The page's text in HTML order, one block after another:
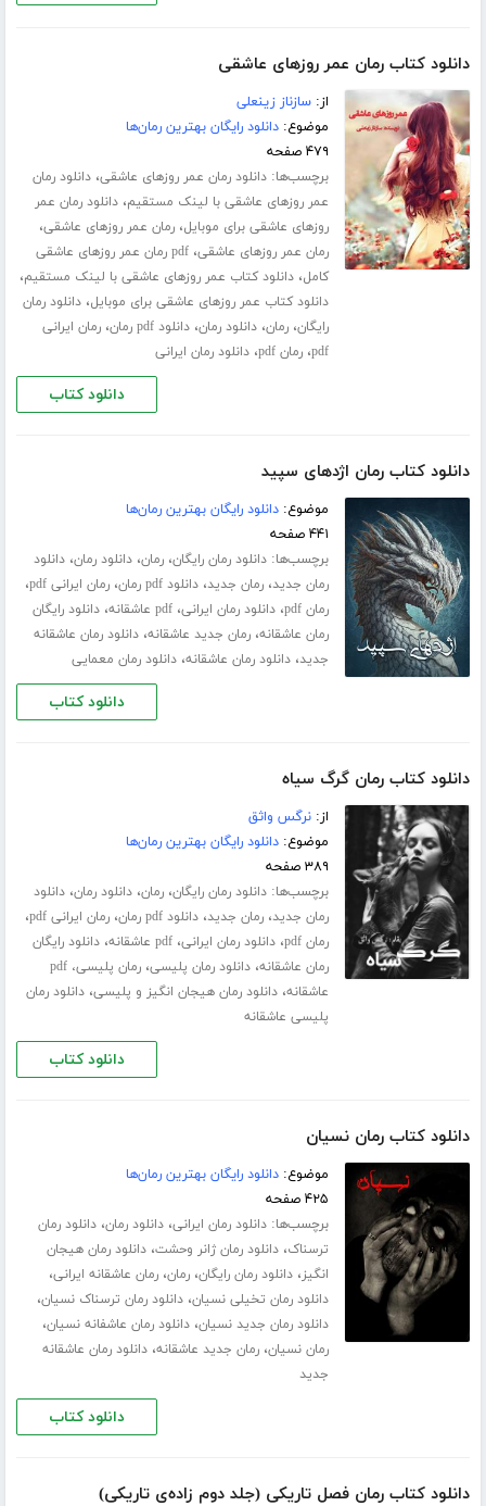
دانلود کتاب رمان عمر روزهای عاشقی
از:سازناز زینعلی
موضوع:دانلود رایگان بهترین رمان‌ها
۴۷۹ صفحه
برچسب‌ها:دانلود رمان عمر روزهای عاشقی،دانلود رمان
عمر روزهای عاشقی با لینک مستقیم،دانلود رمان عمر
روزهای عاشقی برای موبایل،رمان عمر روزهای عاشقی،
رمان عمر روزهای عاشقی،
pdf رمان عمر روزهای عاشقی
کامل،دانلود کتاب عمر روزهای عاشقی با لینک مستقیم،
دانلود کتاب عمر روزهای عاشقی برای موبایل،دانلود رمان
رایگان،رمان،دانلود رمان،دانلود pdf رمان ،رمان ایرانی
pdf،رمان pdf ،دانلود رمان ایرانی
دانلود کتاب
دانلود کتاب رمان اژدهای سپید
موضوع:دانلود رایگان بهترین رمان‌ها
۴۴۱ صفحه
برچسب‌ها:دانلود رمان رایگان،رمان،دانلود رمان،دانلود
رمان جدید،رمان جدید،دانلود pdf رمان ،رمان ایرانی pdf ،
رمان pdf ،دانلود رمان ایرانی،pdf عاشقانه ،دانلود رایگان
رمان عاشقانه،رمان جدید عاشقانه،دانلود رمان عاشقانه
جدید،دانلود رمان عاشقانه،دانلود رمان معمایی
دانلود کتاب
دانلود کتاب رمان گرگ سیاه
از:نرگس واثق
موضوع:دانلود رایگان بهترین رمان‌ها
۳۸۹ صفحه
برچسب‌ها:دانلود رمان رایگان،رمان،دانلود رمان،دانلود
رمان جدید،رمان جدید،دانلود pdf رمان ،رمان ایرانی pdf ،
رمان pdf ،دانلود رمان ایرانی،pdf عاشقانه ،دانلود رایگان
رمان عاشقانه،دانلود رمان پلیسی،
رمان پلیسی، pdf
عاشقانه،دانلود رمان هیجان انگیز و پلیسی،دانلود رمان
پلیسی عاشقانه
دانلود کتاب
دانلود کتاب رمان نسیان
موضوع:دانلود رایگان بهترین رمان‌ها
۴۲۵ صفحه
برچسب‌ها:دانلود رمان ایرانی،دانلود رمان،دانلود رمان
ترسناک،دانلود رمان ژانر وحشت،دانلود رمان هیجان
انگیز،دانلود رمان رایگان،رمان،رمان عاشقانه ایرانی،
دانلود رمان تخیلی نسیان،دانلود رمان ترسناک نسیان،
دانلود رمان جدید نسیان،دانلود رمان عاشفانه نسیان،
رمان نسیان،رمان جدید عاشقانه،دانلود رمان عاشقانه
جدید
دانلود کتاب
دانلود کتاب رمان فصل تاریکی (جلد دوم زاده‌ی تاریکی)